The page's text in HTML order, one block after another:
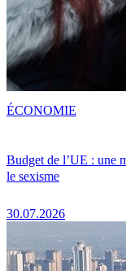
Budget de l’UE : une
le sexisme
30.07.2026
ÉCONOMIE